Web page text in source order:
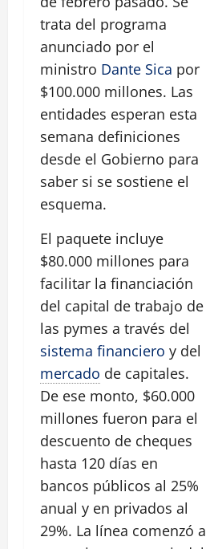
trata del programa
anunciado por el
ministro Dante Sica por
$100.000 millones. Las
entidades esperan esta
semana definiciones
desde el Gobierno para
saber si se sostiene el
esquema.
El paquete incluye
$80.000 millones para
facilitar la financiación
del capital de trabajo de
las pymes a través del
sistema financiero y del
mercado de capitales.
De ese monto, $60.000
millones fueron para el
descuento de cheques
hasta 120 días en
bancos públicos al 25%
anual y en privados al
29%. La línea comenzó a